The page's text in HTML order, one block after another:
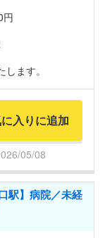
円
ます。
入りに追加
05/08
駅】病院／未経